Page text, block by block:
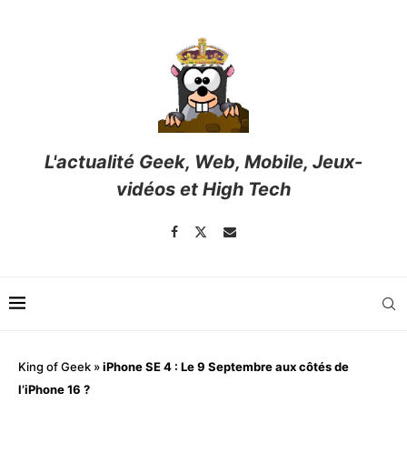
L'actualité Geek, Web, Mobile, Jeux-
vidéos et High Tech
King of Geek »iPhone SE 4 : Le 9 Septembre aux côtés de
l’iPhone 16 ?